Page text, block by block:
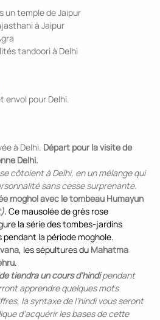
un temple de Jaipur
à Jaipur
tandoori à Delhi
envol pour Delhi.
à Delhi. Départ pour la visite de
Delhi.
côtoient à Delhi, en un mélange qui
sans cesse surprenante.
moghol avec le tombeau Humayun
. Ce mausolée de grès rose
la série des tombes-jardins
la période moghole.
, les sépultures du Mahatma
.
tiendra un cours d’hindipendant
apprendre quelques mots
la syntaxe de l’hindi vous seront
d’acquérir les bases de cette